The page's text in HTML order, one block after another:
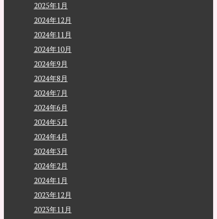
2025年1月
2024年12月
2024年11月
2024年10月
2024年9月
2024年8月
2024年7月
2024年6月
2024年5月
2024年4月
2024年3月
2024年2月
2024年1月
2023年12月
2023年11月